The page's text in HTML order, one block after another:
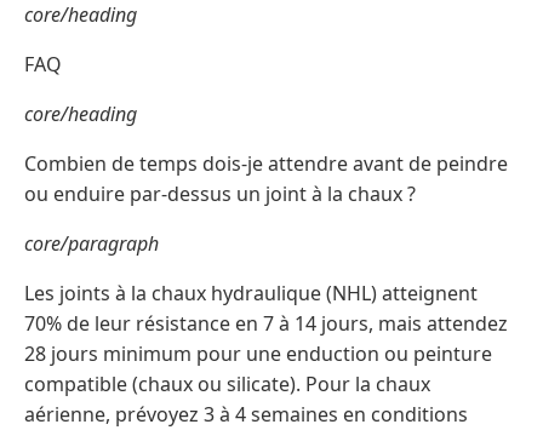
core/heading
FAQ
core/heading
Combien de temps dois-je attendre avant de peindre
ou enduire par-dessus un joint à la chaux ?
core/paragraph
Les joints à la chaux hydraulique (NHL) atteignent
70% de leur résistance en 7 à 14 jours, mais attendez
28 jours minimum pour une enduction ou peinture
compatible (chaux ou silicate). Pour la chaux
aérienne, prévoyez 3 à 4 semaines en conditions